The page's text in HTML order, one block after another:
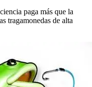
paga más que la
tragamonedas de alta